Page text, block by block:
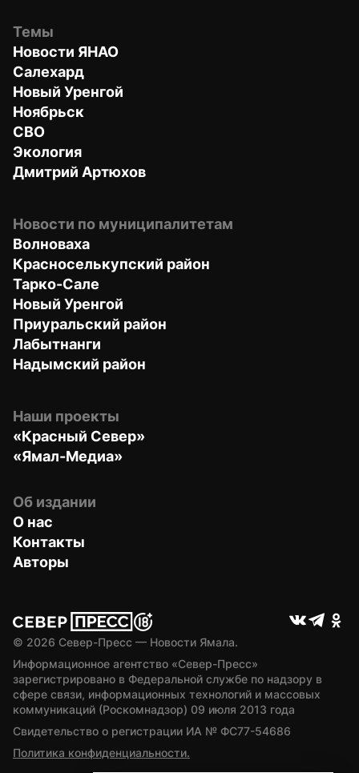
Темы
Новости ЯНАО
Салехард
Новый Уренгой
Ноябрьск
СВО
Экология
Дмитрий Артюхов
Новости по муниципалитетам
Волноваха
Красноселькупский район
Тарко-Сале
Новый Уренгой
Приуральский район
Лабытнанги
Надымский район
Наши проекты
«Красный Север»
«Ямал-Медиа»
Об издании
О нас
Контакты
Авторы
© 2026 Север-Пресс — Новости Ямала.
Информационное агентство «Север-Пресс»
зарегистрировано в Федеральной службе по надзору в
сфере связи, информационных технологий и массовых
коммуникаций (Роскомнадзор) 09 июля 2013 года
Свидетельство о регистрации ИА № ФС77-54686
Политика конфиденциальности.